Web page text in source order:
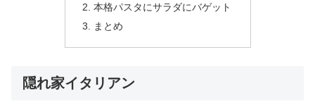
本格パスタにサラダにバゲット
まとめ
隠れ家イタリアン